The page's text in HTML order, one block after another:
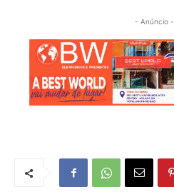
- Anúncio -